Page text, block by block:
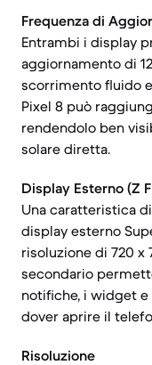
Frequenza di
Entrambi i display
aggiornamento di
scorrimento fluido
Pixel 8 può
rendendolo ben
solare diretta.
Display Esterno (Z
Una caratteristica
display esterno
risoluzione di 720 x
secondario
notifiche, i widget
dover aprire il
Risoluzione